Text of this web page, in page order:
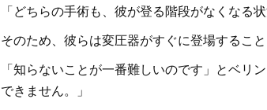
「どちらの手術も、彼が登る階段がなくなる
そのため、彼らは変圧器がすぐに登場すること
「知らないことが一番難しいのです」とベリ
できません。」